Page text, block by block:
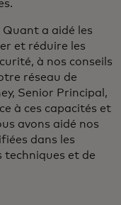
a aidé les
et réduire les
à nos conseils
réseau de
Senior Principal,
à ces capacités et
avons aidé nos
dans les
techniques et de